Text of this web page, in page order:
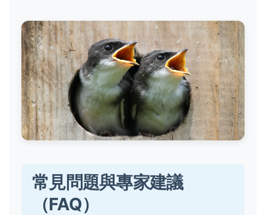
常見問題與專家建議
（FAQ）